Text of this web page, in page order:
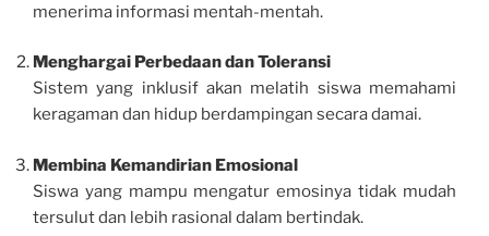
menerima informasi mentah-mentah.
Menghargai Perbedaan dan Toleransi
Sistem yang inklusif akan melatih siswa memahami
keragaman dan hidup berdampingan secara damai.
Membina Kemandirian Emosional
Siswa yang mampu mengatur emosinya tidak mudah
tersulut dan lebih rasional dalam bertindak.